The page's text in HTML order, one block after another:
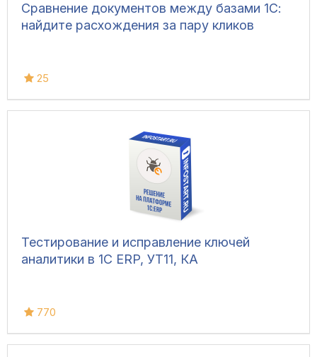
Сравнение документов между базами 1С:
найдите расхождения за пару кликов
25
Тестирование и исправление ключей
аналитики в 1С ERP, УТ11, КА
770